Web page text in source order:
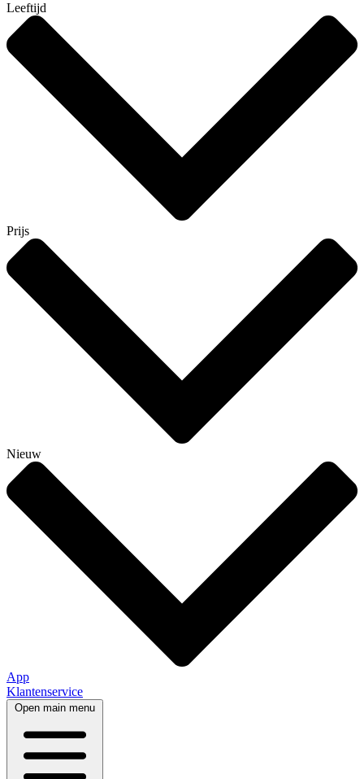
Leeftijd
Prijs
Nieuw
App
Klantenservice
Open main menu